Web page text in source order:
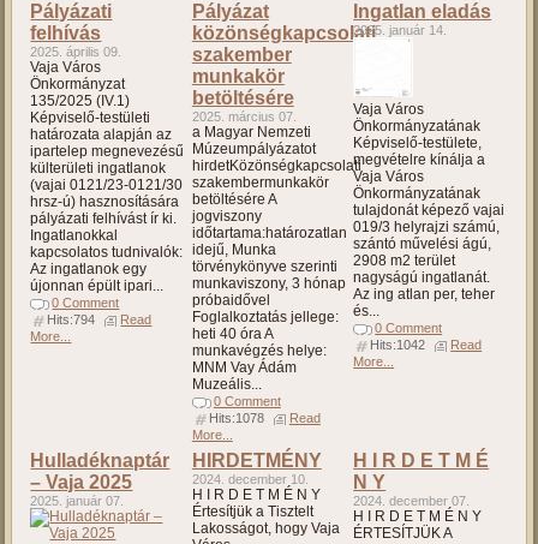
Pályázati
felhívás
2025. április 09.
Vaja Város
Önkormányzat
135/2025 (IV.1)
Képviselő-testületi
határozata alapján az
ipartelep megnevezésű
külterületi ingatlanok
(vajai 0121/23-0121/30
hrsz-ú) hasznosítására
pályázati felhívást ír ki.
Ingatlanokkal
kapcsolatos tudnivalók:
Az ingatlanok egy
újonnan épült ipari...
0 Comment
Hits:794
Read
More...
Pályázat
közönségkapcsolati
szakember
munkakör
betöltésére
2025. március 07.
a Magyar Nemzeti
Múzeumpályázatot
hirdetKözönségkapcsolati
szakembermunkakör
betöltésére A
jogviszony
időtartama:határozatlan
idejű, Munka
törvénykönyve szerinti
munkaviszony, 3 hónap
próbaidővel
Foglalkoztatás jellege:
heti 40 óra A
munkavégzés helye:
MNM Vay Ádám
Muzeális...
0 Comment
Hits:1078
Read
More...
Ingatlan eladás
2025. január 14.
Vaja Város
Önkormányzatának
Képviselő-testülete,
megvételre kínálja a
Vaja Város
Önkormányzatának
tulajdonát képező vajai
019/3 helyrajzi számú,
szántó művelési ágú,
2908 m2 terület
nagyságú ingatlanát.
Az ing atlan per, teher
és...
0 Comment
Hits:1042
Read
More...
Hulladéknaptár
– Vaja 2025
2025. január 07.
HIRDETMÉNY
2024. december 10.
H I R D E T M É N Y
Értesítjük a Tisztelt
Lakosságot, hogy Vaja
H I R D E T M É
N Y
2024. december 07.
H I R D E T M É N Y
ÉRTESÍTJÜK A